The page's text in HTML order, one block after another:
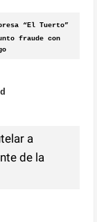
“El Tuerto”
fraude con
a
de la